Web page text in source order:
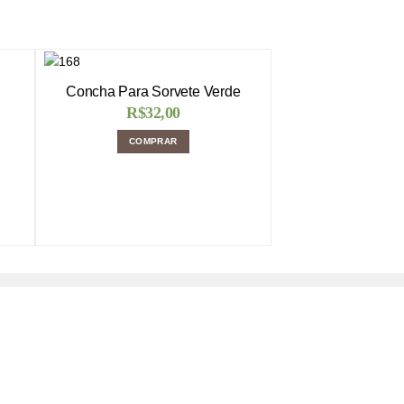
Concha Para Sorvete Verde
R$32,00
COMPRAR